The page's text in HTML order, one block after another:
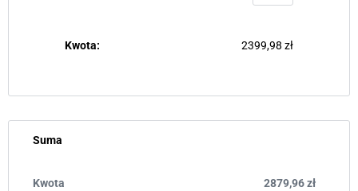
2399,98 zł
Suma
2879,96zł